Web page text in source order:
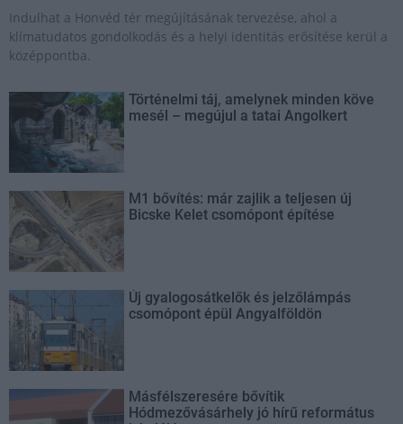
Indulhat a Honvéd tér megújításának tervezése, ahol a
klímatudatos gondolkodás és a helyi identitás erősítése kerül a
középpontba.
Történelmi táj, amelynek minden köve
mesél – megújul a tatai Angolkert
M1 bővítés: már zajlik a teljesen új
Bicske Kelet csomópont építése
Új gyalogosátkelők és jelzőlámpás
csomópont épül Angyalföldön
Másfélszeresére bővítik
Hódmezővásárhely jó hírű református